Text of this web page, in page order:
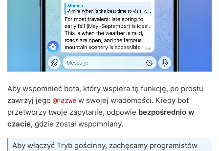
Aby wspomnieć bota, który wspiera tę funkcję, po prostu
zawrzyj jego @nazwe w swojej wiadomości. Kiedy bot
przetworzy twoje zapytanie, odpowie bezpośrednio w
czacie, gdzie został wspomniany.
Aby włączyć Tryb gościnny, zachęcamy programistów